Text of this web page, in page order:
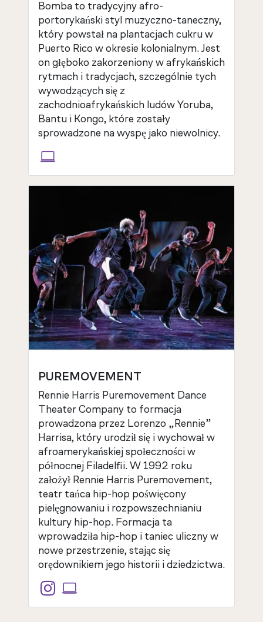
Bomba to tradycyjny afro-
portorykański styl muzyczno-taneczny,
który powstał na plantacjach cukru w
Puerto Rico w okresie kolonialnym. Jest
on głęboko zakorzeniony w afrykańskich
rytmach i tradycjach, szczególnie tych
wywodzących się z
zachodnioafrykańskich ludów Yoruba,
Bantu i Kongo, które zostały
sprowadzone na wyspę jako niewolnicy.
PUREMOVEMENT
Rennie Harris Puremovement Dance
Theater Company to formacja
prowadzona przez Lorenzo „Rennie”
Harrisa, który urodził się i wychował w
afroamerykańskiej społeczności w
północnej Filadelfii. W 1992 roku
założył Rennie Harris Puremovement,
teatr tańca hip-hop poświęcony
pielęgnowaniu i rozpowszechnianiu
kultury hip-hop. Formacja ta
wprowadziła hip-hop i taniec uliczny w
nowe przestrzenie, stając się
orędownikiem jego historii i dziedzictwa.